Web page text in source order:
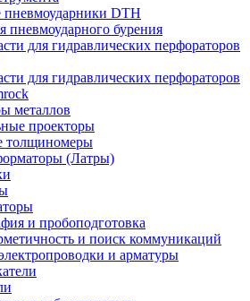
DTH
пневмоударного бурения
для гидравлических перфораторов
для гидравлических перфораторов
металлов
проекторы
толщиномеры
(Латры)
и пробоподготовка
и поиск коммуникаций
и арматуры